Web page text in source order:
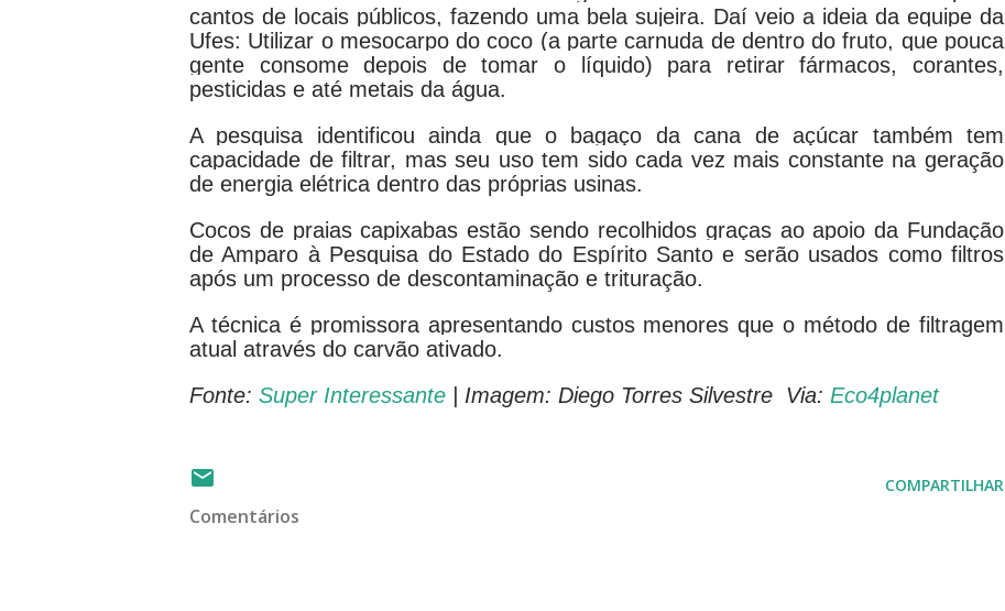
cantos de locais públicos, fazendo uma bela sujeira. Daí veio a ideia da equipe da
Ufes: Utilizar o mesocarpo do coco (a parte carnuda de dentro do fruto, que pouca
gente consome depois de tomar o líquido) para retirar fármacos, corantes,
pesticidas e até metais da água.
A pesquisa identificou ainda que o bagaço da cana de açúcar também tem
capacidade de filtrar, mas seu uso tem sido cada vez mais constante na geração
de energia elétrica dentro das próprias usinas.
Cocos de praias capixabas estão sendo recolhidos graças ao apoio da Fundação
de Amparo à Pesquisa do Estado do Espírito Santo e serão usados como filtros
após um processo de descontaminação e trituração.
A técnica é promissora apresentando custos menores que o método de filtragem
atual através do carvão ativado.
Fonte: Super Interessante | Imagem: Diego Torres Silvestre Via: Eco4planet
COMPARTILHAR
Comentários